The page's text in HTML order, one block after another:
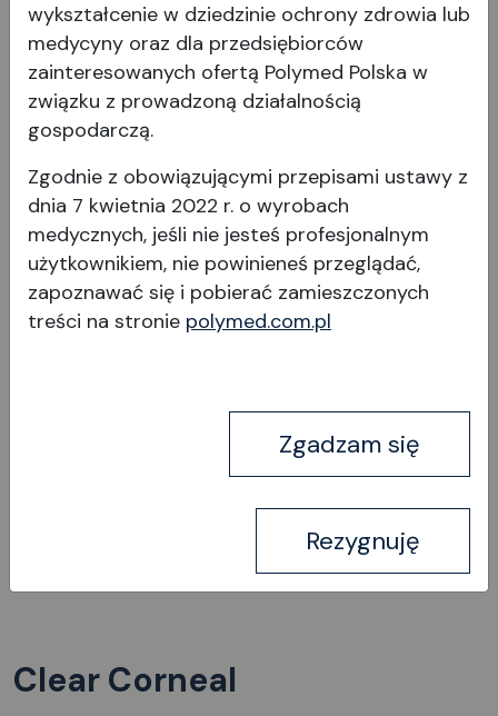
Crescent
Wyświetl produkt
Clear Corneal
wykształcenie w dziedzinie ochrony zdrowia lub
medycyny oraz dla przedsiębiorców
zainteresowanych ofertą Polymed Polska w
związku z prowadzoną działalnością
gospodarczą.
Zgodnie z obowiązującymi przepisami ustawy z
dnia 7 kwietnia 2022 r. o wyrobach
medycznych, jeśli nie jesteś profesjonalnym
użytkownikiem, nie powinieneś przeglądać,
zapoznawać się i pobierać zamieszczonych
treści na stronie polymed.com.pl
Zgadzam się
Rezygnuję